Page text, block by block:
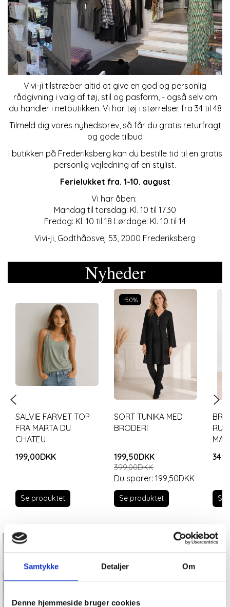
Samtykke Detaljer Om
Denne hjemmeside bruger cookies
Vivi-ji tilstræber altid at give en god og personlig
rådgivning i valg af tøj, stil og pasform, - også selv om
du handler i netbutikken. Vi har tøj i størrelser fra 34 til 48
Tilmeld dig vores nyhedsbrev, så får du gratis returfragt
og gode tilbud
I butikken på Frederiksberg kan du bestille tid til en gratis
personlig vejledning af en stylist.
Ferielukket fra. 1-10. august
Vi har åben:
Mandag til torsdag: Kl. 10 til 17.30
Fredag: Kl. 10 til 18 Lørdage: Kl. 10 til 14
Vivi-ji, Godthåbsvej 53, 2000 Frederiksberg
Nyheder
SALVIE FARVET TOP
FRA MARTA DU
CHATEU
199,00DKK
Se produktet
-50%
SORT TUNIKA MED
BRODERI
199,50DKK
399,00DKK
Du sparer: 199,50DKK
Se produktet Se